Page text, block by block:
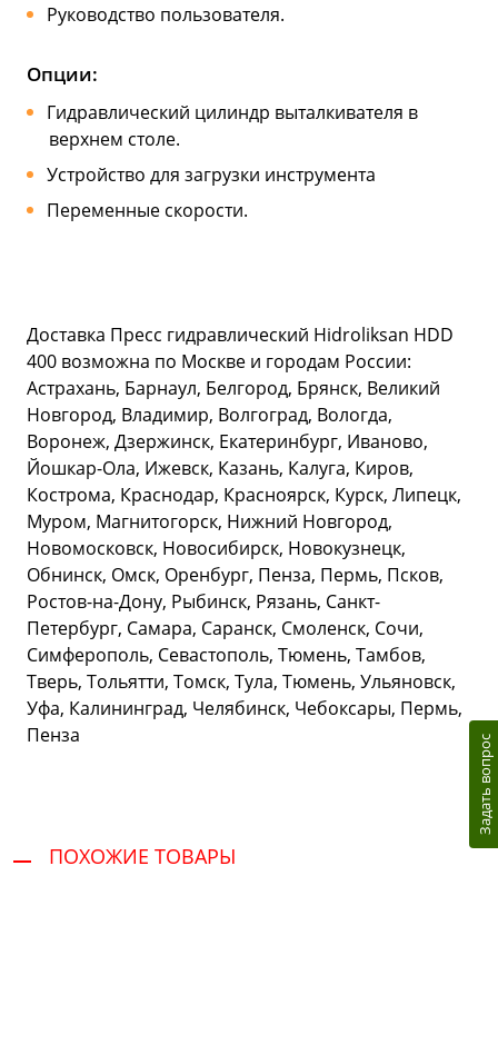
Руководство пользователя.
Опции:
Гидравлический цилиндр выталкивателя в
верхнем столе.
Устройство для загрузки инструмента
Переменные скорости.
Доставка Пресс гидравлический Hidroliksan HDD
400 возможна по Москве и городам России:
Астрахань, Барнаул, Белгород, Брянск, Великий
Новгород, Владимир, Волгоград, Вологда,
Воронеж, Дзержинск, Екатеринбург, Иваново,
Йошкар-Ола, Ижевск, Казань, Калуга, Киров,
Кострома, Краснодар, Красноярск, Курск, Липецк,
Муром, Магнитогорск, Нижний Новгород,
Новомосковск, Новосибирск, Новокузнецк,
Обнинск, Омск, Оренбург, Пенза, Пермь, Псков,
Ростов-на-Дону, Рыбинск, Рязань, Санкт-
Петербург, Самара, Саранск, Смоленск, Сочи,
Симферополь, Севастополь, Тюмень, Тамбов,
Тверь, Тольятти, Томск, Тула, Тюмень, Ульяновск,
Уфа, Калининград, Челябинск, Чебоксары, Пермь,
Пенза
ПОХОЖИЕ ТОВАРЫ
Задать вопрос